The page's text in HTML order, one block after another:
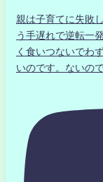
親は子育てに失敗
う手遅れで逆転一
く食いつないでわ
いのです。ないので